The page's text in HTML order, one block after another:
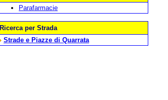
Parafarmacie
Ricerca per Strada
Strade e Piazze di Quarrata